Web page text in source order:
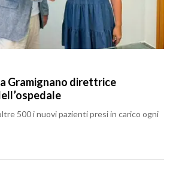
Gramignano direttrice
500 i nuovi pazienti presi in carico ogni